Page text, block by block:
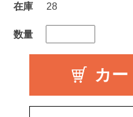
在庫 28
数量